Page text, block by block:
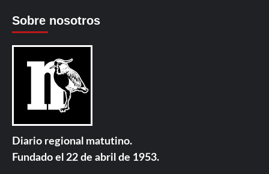
Sobre nosotros
Diario regional matutino.
Fundado el 22 de abril de 1953.